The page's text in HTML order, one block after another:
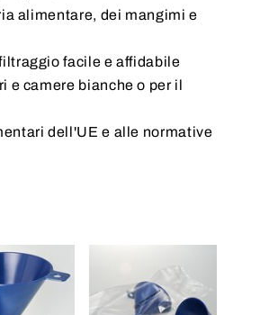
alimentare, dei mangimi e
facile e affidabile
e camere bianche o per il
dell'UE e alle normative